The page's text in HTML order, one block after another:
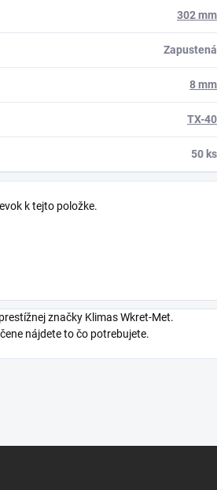
302 mm
Zapustená
8 mm
TX-40
50 ks
k tejto položke.
značky Klimas Wkret-Met.
nájdete to čo potrebujete.